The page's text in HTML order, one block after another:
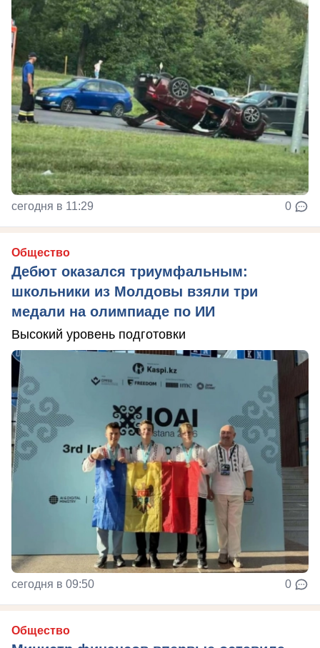
сегодня в 11:29 0
Общество
Дебют оказался триумфальным:
школьники из Молдовы взяли три
медали на олимпиаде по ИИ
Высокий уровень подготовки
сегодня в 09:50 0
Общество